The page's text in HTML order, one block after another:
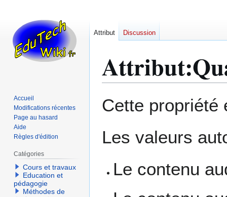
à
navigation
à
recherche
Cette
Les valeurs
Le contenu
Attribut Discussion
Accueil
Modifications récentes
Page au hasard
Aide
Règles d'édition
Catégories
Cours et travaux
Education et
pédagogie
Méthodes de